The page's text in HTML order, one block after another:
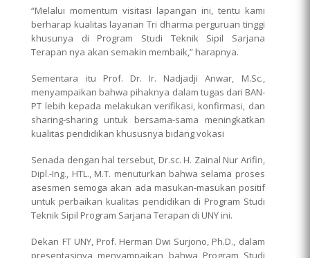
“Melalui momentum visitasi lapangan ini, tentu kami
berharap kualitas layanan Tri dharma perguruan tinggi
khusunya di Program Studi Teknik Sipil Sarjana
Terapan nya akan semakin membaik,” harapnya.
Sementara itu Prof. Dr. Ir. Nadjadji Anwar, M.Sc.,
menyampaikan bahwa pihaknya dalam tugas dari BAN-
PT lebih kepada melakukan verifikasi, konfirmasi, dan
sharing-sharing untuk bersama-sama meningkatkan
kualitas pendidikan khususnya bidang vokasi
Senada dengan hal tersebut, Dr.sc. H. Zainal Nur Arifin,
Dipl.-Ing., HTL., M.T. menuturkan bahwa selama proses
asesmen semoga akan ada masukan-masukan positif
untuk perbaikan kualitas pendidikan di Program Studi
Teknik Sipil Program Sarjana Terapan di UNY ini.
Dekan FT UNY, Prof. Herman Dwi Surjono, Ph.D., dalam
presentasinya menyampaikan bahwa Program Studi